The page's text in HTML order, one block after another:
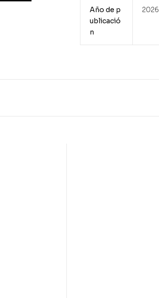
Año de p
ublicació
n
2026